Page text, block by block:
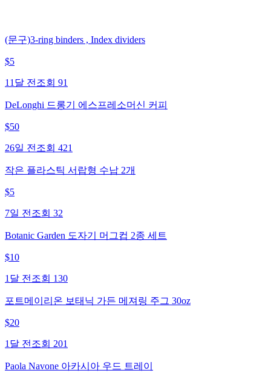
(문구)3-ring binders , Index dividers
$5
11달 전 조회 91
DeLonghi 드롱기 에스프레소머신 커피
$50
26일 전 조회 421
작은 플라스틱 서랍형 수납 2개
$5
7일 전 조회 32
Botanic Garden 도자기 머그컵 2종 세트
$10
1달 전 조회 130
포트메이리온 보태닉 가든 메져링 주그 30oz
$20
1달 전 조회 201
Paola Navone 아카시아 우드 트레이